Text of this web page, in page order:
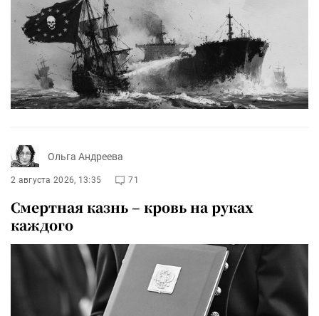
Ольга Андреева
2 августа 2026, 13:35 71
Смертная казнь – кровь на руках
каждого